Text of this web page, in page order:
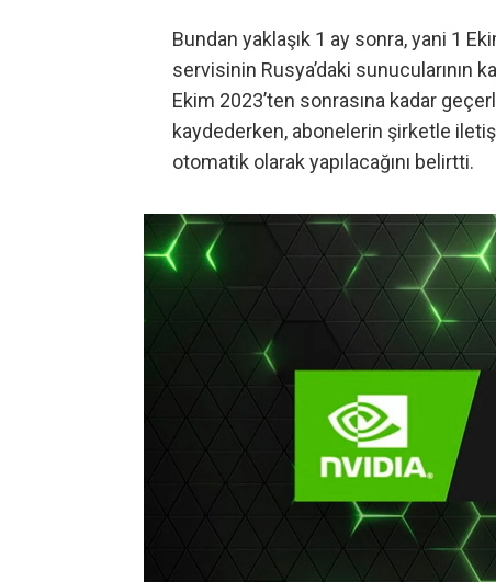
Bundan yaklaşık 1 ay sonra, yani 1
servisinin Rusya’daki sunucularının
Ekim 2023’ten sonrasına kadar
kaydederken, abonelerin şirketle
otomatik olarak yapılacağını belirtti.